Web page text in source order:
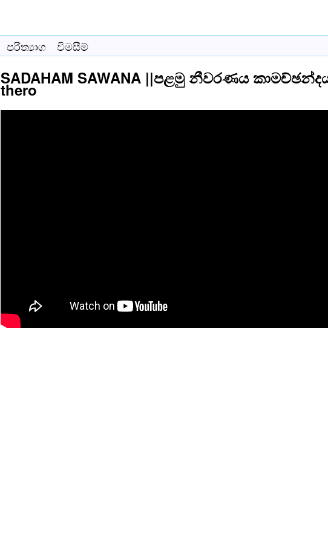
පරිත්‍යාග විමසීම්
SADAHAM SAWANA ||පළමු නීවරණය
thero